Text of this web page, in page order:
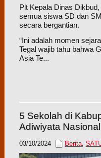
Plt Kepala Dinas
semua siswa SD dan
secara bergantian.
“Ini adalah momen
Tegal wajib tahu bahwa
Asia Te...
5 Sekolah di
Adiwiyata Nasional
03/10/2024 Berita,